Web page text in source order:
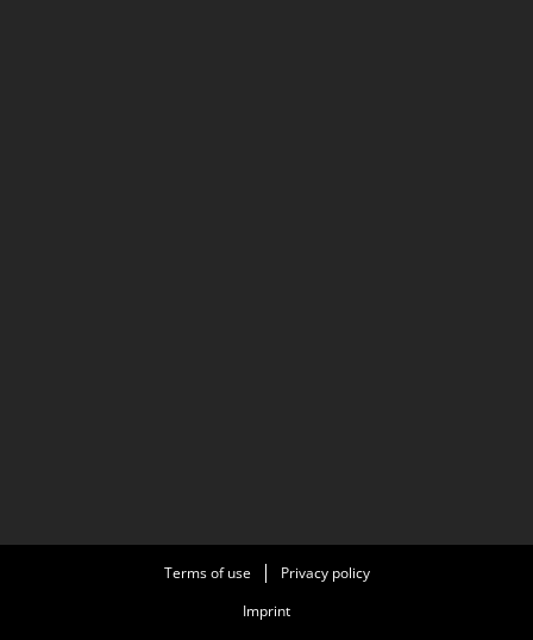
Terms of use
Privacy policy
Imprint